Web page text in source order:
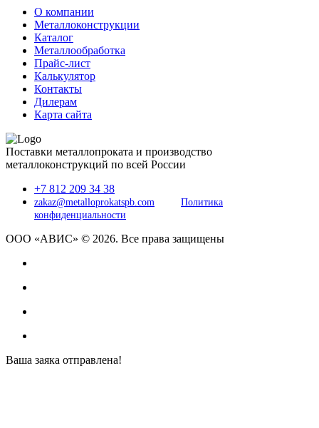
О компании
Металлоконструкции
Каталог
Металлообработка
Прайс-лист
Калькулятор
Контакты
Дилерам
Карта сайта
Поставки металлопроката и производство
металлоконструкций по всей России
+7 812 209 34 38
zakaz@metalloprokatspb.com
Политика
конфиденциальности
ООО «АВИС» © 2026. Все права защищены
Ваша заяка отправлена!